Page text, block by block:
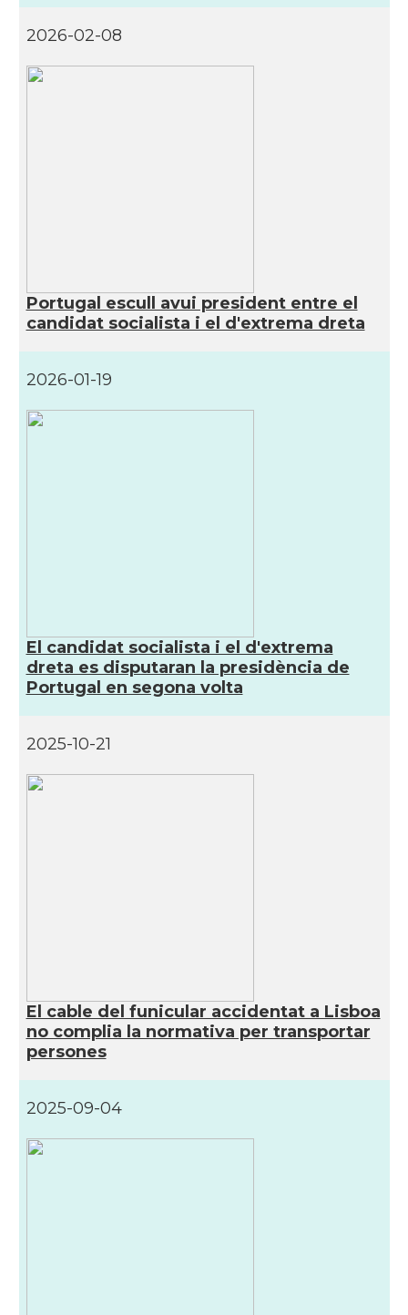
2026-02-08
Portugal escull avui president entre el
candidat socialista i el d'extrema dreta
2026-01-19
El candidat socialista i el d'extrema
dreta es disputaran la presidència de
Portugal en segona volta
2025-10-21
El cable del funicular accidentat a Lisboa
no complia la normativa per transportar
persones
2025-09-04